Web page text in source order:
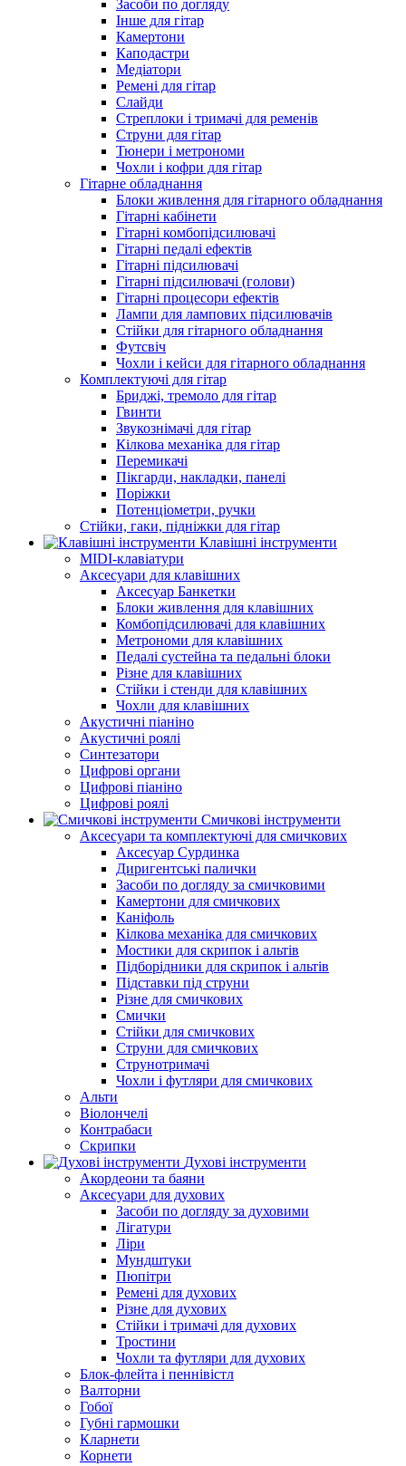
Засоби по догляду
Інше для гітар
Камертони
Каподастри
Медіатори
Ремені для гітар
Слайди
Стреплоки і тримачі для ременів
Струни для гітар
Тюнери і метрономи
Чохли і кофри для гітар
Гітарне обладнання
Блоки живлення для гітарного обладнання
Гітарні кабінети
Гітарні комбопідсилювачі
Гітарні педалі ефектів
Гітарні підсилювачі
Гітарні підсилювачі (голови)
Гітарні процесори ефектів
Лампи для лампових підсилювачів
Стійки для гітарного обладнання
Футсвіч
Чохли і кейси для гітарного обладнання
Комплектуючі для гітар
Бриджі, тремоло для гітар
Гвинти
Звукознімачі для гітар
Кілкова механіка для гітар
Перемикачі
Пікгарди, накладки, панелі
Поріжки
Потенціометри, ручки
Стійки, гаки, підніжки для гітар
Клавішні інструменти
MIDI-клавіатури
Аксесуари для клавішних
Аксесуар Банкетки
Блоки живлення для клавішних
Комбопідсилювачі для клавішних
Метрономи для клавішних
Педалі сустейна та педальні блоки
Різне для клавішних
Стійки і стенди для клавішних
Чохли для клавішних
Акустичні піаніно
Акустичні роялі
Синтезатори
Цифрові органи
Цифрові піаніно
Цифрові роялі
Смичкові інструменти
Аксесуари та комплектуючі для смичкових
Аксесуар Сурдинка
Диригентські палички
Засоби по догляду за смичковими
Камертони для смичкових
Каніфоль
Кілкова механіка для смичкових
Мостики для скрипок і альтів
Підборiдники для скрипок і альтів
Підставки під струни
Різне для смичкових
Смички
Стійки для смичкових
Струни для смичкових
Струнотримачі
Чохли і футляри для смичкових
Альти
Віолончелі
Контрабаси
Скрипки
Духові інструменти
Акордеони та баяни
Аксесуари для духових
Засоби по догляду за духовими
Лігатури
Ліри
Мундштуки
Пюпітри
Ремені для духових
Різне для духових
Стійки і тримачі для духових
Тростини
Чохли та футляри для духових
Блок-флейта і пеннівістл
Валторни
Гобої
Губні гармошки
Кларнети
Корнети